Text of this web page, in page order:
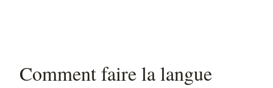
Comment faire la langue